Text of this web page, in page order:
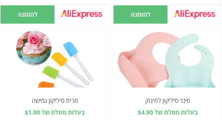
להזמנה להזמנה
סינר סיליקון לתינוק
בעלות מוזלת של $4.90
מרית סיליקון גמישה
בעלות מוזלת של $1.90